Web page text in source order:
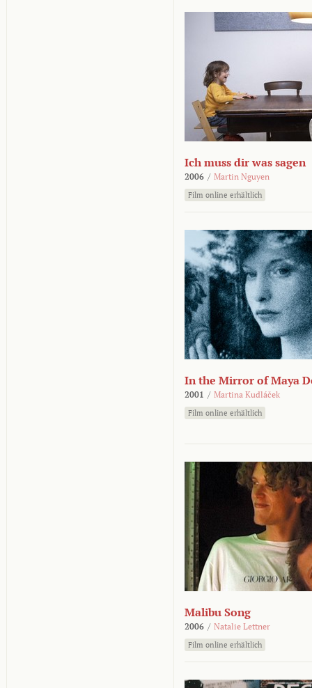
Ich muss dir was sagen
2006 / Martin Nguyen
Film online erhältlich
In the Mirror of Maya
2001 / Martina Kudláček
Film online erhältlich
Malibu Song
2006 / Natalie Lettner
Film online erhältlich